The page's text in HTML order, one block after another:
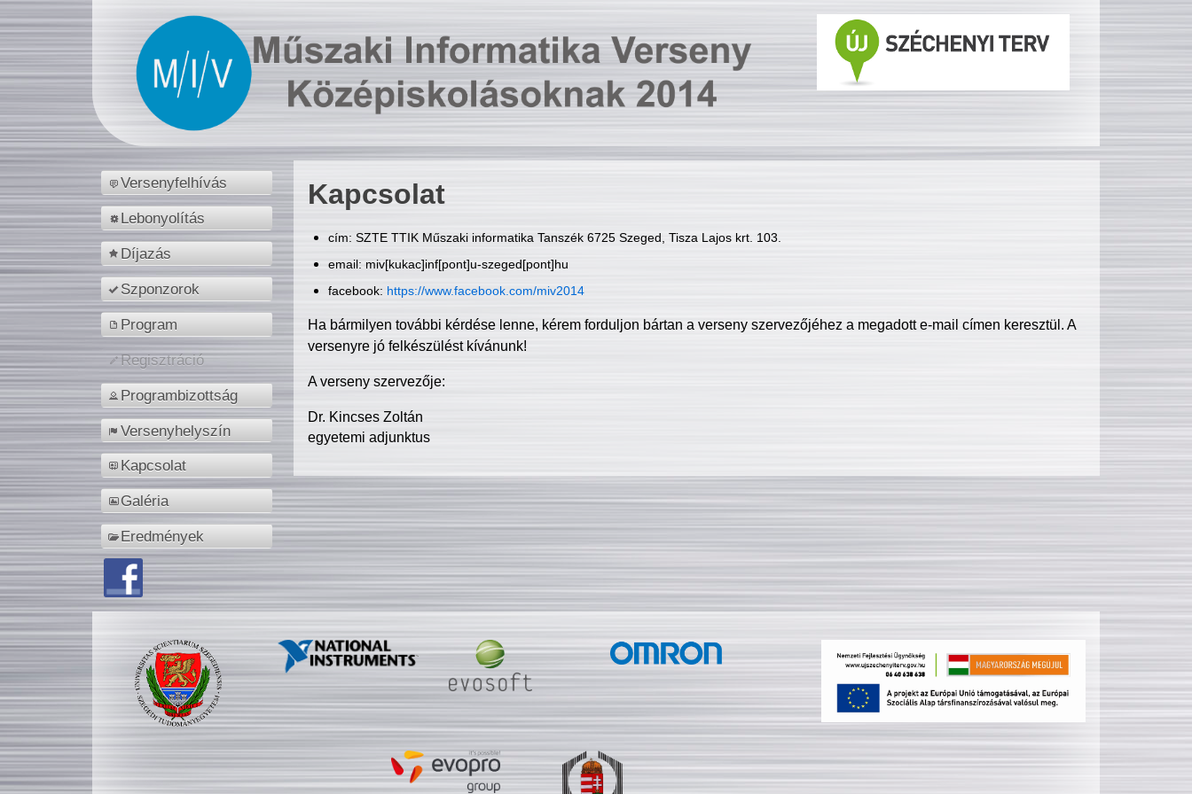
Versenyfelhívás
Lebonyolítás
Díjazás
Szponzorok
Program
Regisztráció
Programbizottság
Versenyhelyszín
Kapcsolat
Galéria
Eredmények
Kapcsolat
cím: SZTE TTIK Műszaki informatika Tanszék 6725 Szeged, Tisza Lajos krt. 103.
email: miv[kukac]inf[pont]u-szeged[pont]hu
facebook: https://www.facebook.com/miv2014
Ha bármilyen további kérdése lenne, kérem forduljon bártan a verseny szervezőjéhez a megadott e-mail címen keresztül. A
versenyre jó felkészülést kívánunk!
A verseny szervezője:
Dr. Kincses Zoltán
egyetemi adjunktus